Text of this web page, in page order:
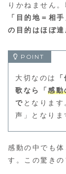
りかねません。
「目的地＝相
の目的はほぼ
大切なのは
歌なら「感動
で となりま
声」となりま
感動の中でも
す。この驚き